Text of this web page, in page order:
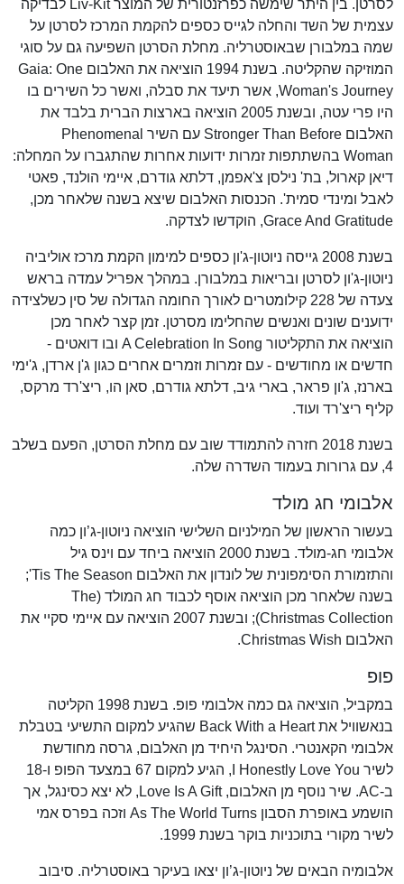
לסרטן. בין היתר שימשה כפרזנטורית של המוצר Liv-Kit לבדיקה
עצמית של השד והחלה לגייס כספים להקמת המרכז לסרטן על
שמה במלבורן שבאוסטרליה. מחלת הסרטן השפיעה גם על סוגי
המוזיקה שהקליטה. בשנת 1994 הוציאה את האלבום Gaia: One
Woman's Journey, אשר תיעד את סבלה, ואשר כל השירים בו
היו פרי עטה, ובשנת 2005 הוציאה בארצות הברית בלבד את
האלבום Stronger Than Before עם השיר Phenomenal
Woman בהשתתפות זמרות ידועות אחרות שהתגברו על המחלה:
דיאן קארול, בת' נילסן צ'אפמן, דלתא גודרם, איימי הולנד, פאטי
לאבל ומינדי סמית'. הכנסות האלבום שיצא בשנה שלאחר מכן,
Grace And Gratitude, הוקדשו לצדקה.
בשנת 2008 גייסה ניוטון-ג'ון כספים למימון הקמת מרכז אוליביה
ניוטון-ג'ון לסרטן ובריאות במלבורן. במהלך אפריל עמדה בראש
צעדה של 228 קילומטרים לאורך החומה הגדולה של סין כשלצידה
ידוענים שונים ואנשים שהחלימו מסרטן. זמן קצר לאחר מכן
הוציאה את התקליטור A Celebration In Song ובו דואטים -
חדשים או מחודשים - עם זמרות וזמרים אחרים כגון ג'ן ארדן, ג'ימי
בארנז, ג'ון פראר, בארי גיב, דלתא גודרם, סאן הו, ריצ'רד מרקס,
קליף ריצ'רד ועוד.
בשנת 2018 חזרה להתמודד שוב עם מחלת הסרטן, הפעם בשלב
4, עם גרורות בעמוד השדרה שלה.
אלבומי חג מולד
בעשור הראשון של המילניום השלישי הוציאה ניוטון-ג’ון כמה
אלבומי חג-מולד. בשנת 2000 הוציאה ביחד עם וינס גיל
והתזמורת הסימפונית של לונדון את האלבום Tis The Season';
בשנה שלאחר מכן הוציאה אוסף לכבוד חג המולד (The
Christmas Collection); ובשנת 2007 הוציאה עם איימי סקיי את
האלבום Christmas Wish.
פופ
במקביל, הוציאה גם כמה אלבומי פופ. בשנת 1998 הקליטה
בנאשוויל את Back With a Heart שהגיע למקום התשיעי בטבלת
אלבומי הקאנטרי. הסינגל היחיד מן האלבום, גרסה מחודשת
לשיר I Honestly Love You, הגיע למקום 67 במצעד הפופ ו-18
ב-AC. שיר נוסף מן האלבום, Love Is A Gift, לא יצא כסינגל, אך
הושמע באופרת הסבון As The World Turns וזכה בפרס אמי
לשיר מקורי בתוכניות בוקר בשנת 1999.
אלבומיה הבאים של ניוטון-ג’ון יצאו בעיקר באוסטרליה. סיבוב